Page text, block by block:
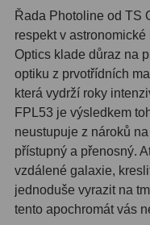
Kapesní10
Příslušenství16
Meteostanice52
Domácí 21
Pokročilé
Řada Photoline od TS
respekt v
Optics klade důraz na
optiku z prvotřídních
která vydrží roky
FPL53 je výsledkem
neustupuje z nároků
přístupný a přenosný.
vzdálené galaxie,
jednoduše vyrazit na
tento apochromát vás